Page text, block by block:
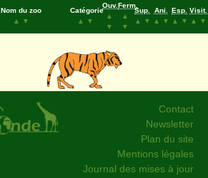
Nom du zoo
▲
▼
Catégorie
▲
▼
Ouv.
▲
▼
Ferm.
▲
▼
Sup.
▲
▼
Ani.
▲
▼
Esp.
▲
▼
Visit.
▲
▼
Contact
Newsletter
Plan du site
Mentions légales
Journal des mises à jour